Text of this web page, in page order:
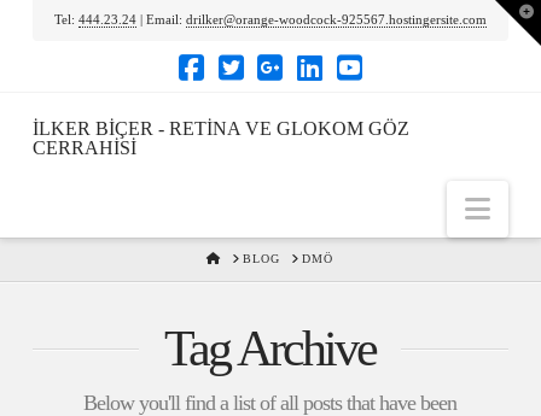
Tel: 444.23.24| Email: drilker@orange-woodcock-925567.hostingersite.com
İLKER BIÇER - RETINA VE GLOKOM GÖZ
CERRAHISI
HOMEBLOG DMÖ
Tag Archive
Below you'll find a list of all posts that have been